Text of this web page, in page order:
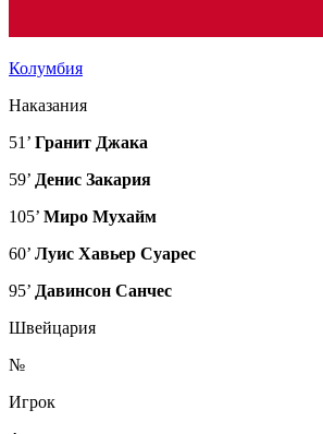
Колумбия
Наказания
51’ Гранит Джака
59’ Денис Закария
105’ Миро Мухайм
60’ Луис Хавьер Суарес
95’ Давинсон Санчес
Швейцария
№
Игрок